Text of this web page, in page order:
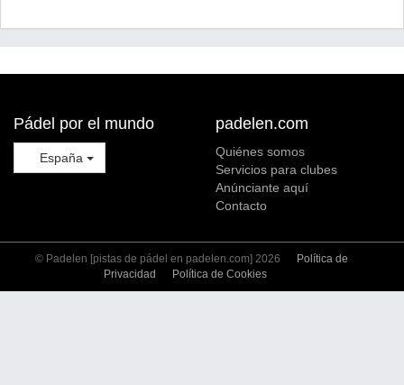
Pádel por el mundo
España
padelen.com
Quiénes somos
Servicios para clubes
Anúnciante aquí
Contacto
© Padelen [pistas de pádel en padelen.com] 2026
Política de
Privacidad
Política de Cookies